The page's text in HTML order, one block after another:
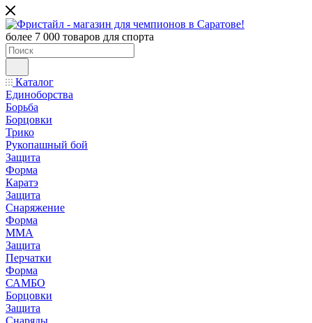
более 7 000 товаров для спорта
Каталог
Единоборства
Борьба
Борцовки
Трико
Рукопашный бой
Защита
Форма
Каратэ
Защита
Снаряжение
Форма
ММА
Защита
Перчатки
Форма
САМБО
Борцовки
Защита
Снаряды